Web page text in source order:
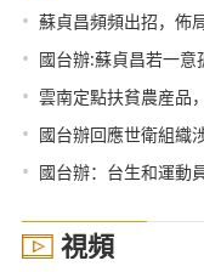
• 蘇貞昌頻頻出招，佈
• 國台辦:蘇貞昌若一
• 雲南定點扶貧農産品
• 國台辦回應世衛組織
• 國台辦：台生和運動
視頻